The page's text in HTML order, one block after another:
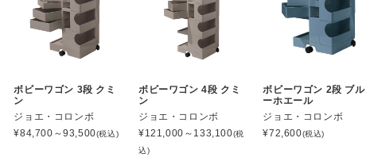
ボビーワゴン 3段 クミ
ン
ジョエ・コロンボ
¥84,700～93,500(税込)
ボビーワゴン 4段 クミ
ン
ジョエ・コロンボ
¥121,000～133,100(税
込)
ボビーワゴン 2段 ブル
ーホエール
ジョエ・コロンボ
¥72,600(税込)